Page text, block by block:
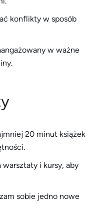
konflikty w sposób
w ważne
20 minut książek
i kursy, aby
sobie jedno nowe